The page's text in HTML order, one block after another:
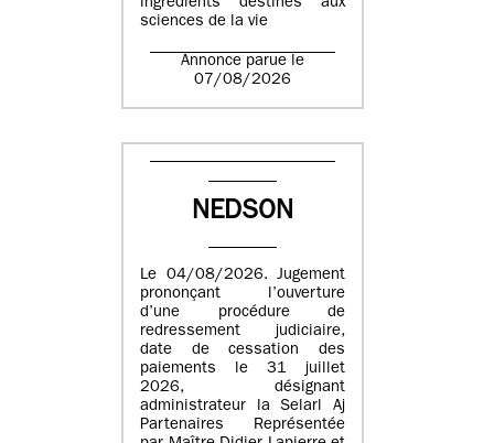
ingrédients destinés aux
sciences de la vie
Annonce parue le
07/08/2026
NEDSON
Le 04/08/2026. Jugement
prononçant l’ouverture
d’une procédure de
redressement judiciaire,
date de cessation des
paiements le 31 juillet
2026, désignant
administrateur la Selarl Aj
Partenaires Représentée